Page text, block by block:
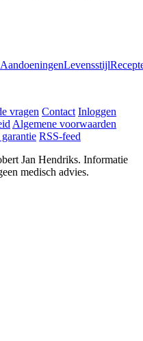
AandoeningenLevensstijl
vragen Contact Inloggen
Algemene voorwaarden
RSS-feed
Jan Hendriks. Informatie
medisch advies.